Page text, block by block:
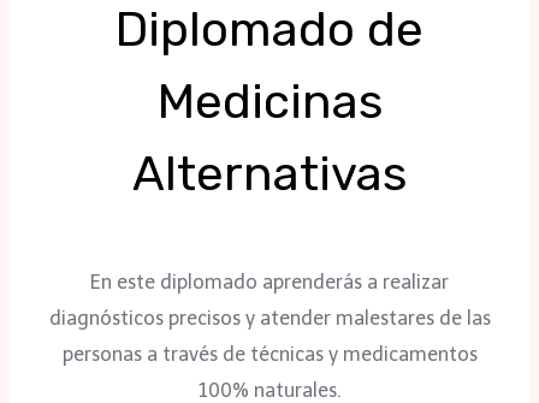
Diplomado de
Medicinas
Alternativas
En este diplomado aprenderás a realizar
diagnósticos precisos y atender malestares de las
personas a través de técnicas y medicamentos
100% naturales.